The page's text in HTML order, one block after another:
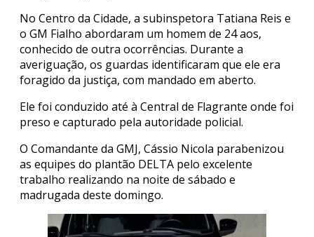
No Centro da Cidade, a subinspetora Tatiana Reis e
o GM Fialho abordaram um homem de 24 aos,
conhecido de outra ocorrências. Durante a
averiguação, os guardas identificaram que ele era
foragido da justiça, com mandado em aberto.
Ele foi conduzido até à Central de Flagrante onde foi
preso e capturado pela autoridade policial.
O Comandante da GMJ, Cássio Nicola parabenizou
as equipes do plantão DELTA pelo excelente
trabalho realizando na noite de sábado e
madrugada deste domingo.